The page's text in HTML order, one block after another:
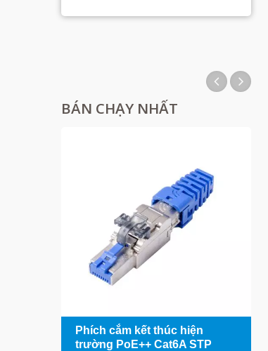
BÁN CHẠY NHẤT
Phích cắm kết thúc hiện
trường PoE++ Cat6A STP